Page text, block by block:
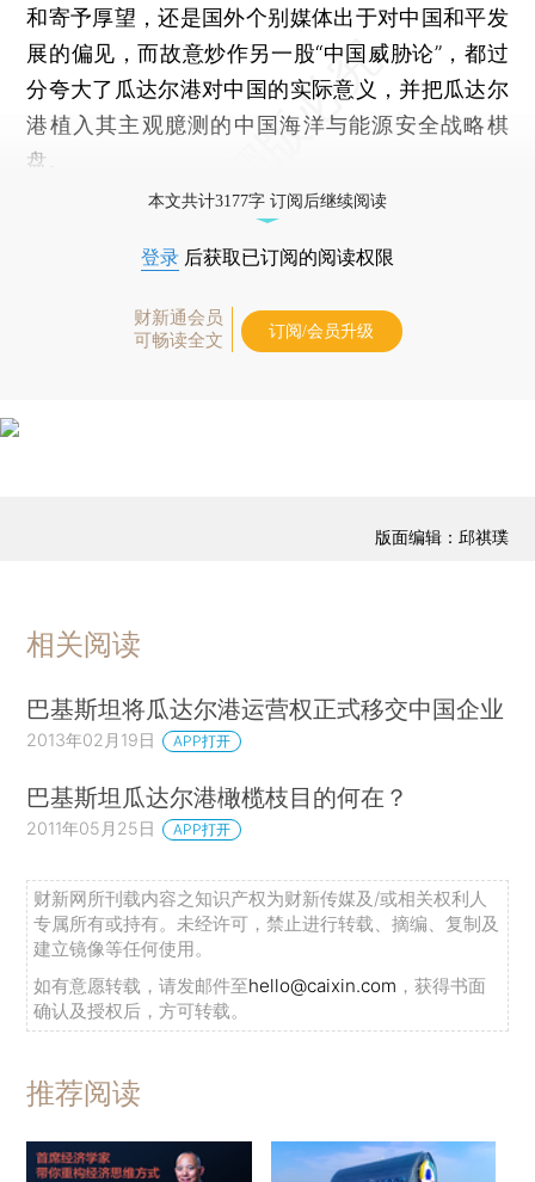
和寄予厚望，还是国外个别媒体出于对中国和平发
展的偏见，而故意炒作另一股“中国威胁论”，都过
分夸大了瓜达尔港对中国的实际意义，并把瓜达尔
港植入其主观臆测的中国海洋与能源安全战略棋
盘。
本文共计3177字 订阅后继续阅读
登录 后获取已订阅的阅读权限
财新通会员
可畅读全文
订阅/会员升级
版面编辑：邱祺璞
相关阅读
巴基斯坦将瓜达尔港运营权正式移交中国企业
2013年02月19日 APP打开
巴基斯坦瓜达尔港橄榄枝目的何在？
2011年05月25日 APP打开
财新网所刊载内容之知识产权为财新传媒及/或相关权利人
专属所有或持有。未经许可，禁止进行转载、摘编、复制及
建立镜像等任何使用。
如有意愿转载，请发邮件至hello@caixin.com ，获得书面
确认及授权后，方可转载。
推荐阅读